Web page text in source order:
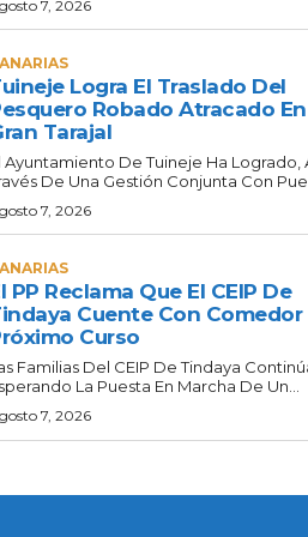
7, 2026
Logra El Traslado Del
Robado Atracado En
Tarajal
Ayuntamiento De Tuineje Ha Logrado,
De Una Gestión Conjunta Con
7, 2026
PP Reclama Que El CEIP De
Cuente Con Comedor
Curso
Familias Del CEIP De Tindaya
La Puesta En Marcha De Un...
7, 2026